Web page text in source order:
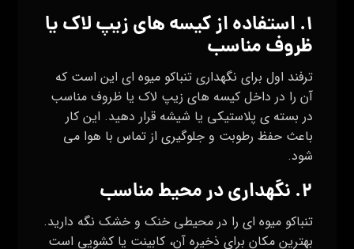
۱. استفاده از کیسه‌ های زیپ لاک یا
ظروف مناسب
ترفند اول برای نگهداری تنباکو میوه ای این است که
آن را در داخل کیسه‌ های زیپ لاک یا ظروف مناسب
در بسته‌ ی پلاستیکی یا شیشه قرار دهید. این کار
باعث حفظ رطوبت و جلوگیری از تماس با هوا می‌
شود.
۲. نگهداری در محیط مناسب
تنباکو میوه ای را در محیطی خنک و خشک نگه دارید.
بهترین مکان برای ذخیره آن، کابینت یا کشویی است